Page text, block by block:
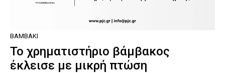
ΒΑΜΒΆΚΙ
Το χρηματιστήριο βάμβακος
έκλεισε με μικρή πτώση